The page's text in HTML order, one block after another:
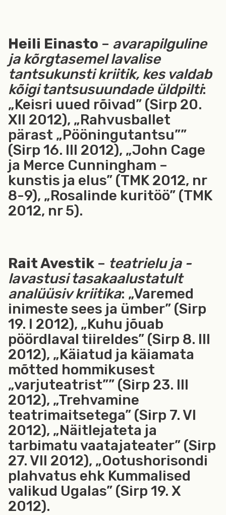
Heili Einasto – avarapilguline
ja kõrgtasemel lavalise
tantsukunsti kriitik, kes valdab
kõigi tantsusuundade üldpilti:
„Keisri uued rõivad” (Sirp 20.
XII 2012), „Rahvusballet
pärast „Pööningutantsu””
(Sirp 16. III 2012), „John Cage
ja Merce Cunningham –
kunstis ja elus” (TMK 2012, nr
8-9), „Rosalinde kuritöö” (TMK
2012, nr 5).
Rait Avestik – teatrielu ja -
lavastusi tasakaalustatult
analüüsiv kriitika: „Varemed
inimeste sees ja ümber” (Sirp
19. I 2012), „Kuhu jõuab
pöördlaval tiireldes” (Sirp 8. III
2012), „Käiatud ja käiamata
mõtted hommikusest
„varjuteatrist”” (Sirp 23. III
2012), „Trehvamine
teatrimaitsetega” (Sirp 7. VI
2012), „Näitlejateta ja
tarbimatu vaatajateater” (Sirp
27. VII 2012), „Ootushorisondi
plahvatus ehk Kummalised
valikud Ugalas” (Sirp 19. X
2012).